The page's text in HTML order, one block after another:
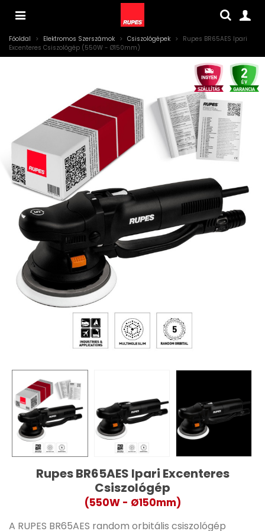
Főoldal > Elektromos Szerszámok > Csiszológépek > Rupes BR65AES Ipari
Excenteres Csiszológép (550W - Ø150mm)
Rupes BR65AES Ipari Excenteres
Csiszológép
(550W - Ø150mm)
A RUPES BR65AES random orbitális csiszológép